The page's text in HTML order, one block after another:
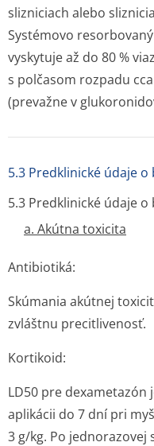
slizniciach alebo
Systémovo
vyskytuje až do 80 %
s polčasom rozpadu
(prevažne v
5.3 Predklinické údaje
5.3 Predklinické údaje
a. Akútna toxicita
Antibiotiká:
Skúmania akútnej
zvláštnu precitlivenosť.
Kortikoid:
LD50 pre
aplikácii do 7 dní pri
3 g/kg. Po jednorazovej